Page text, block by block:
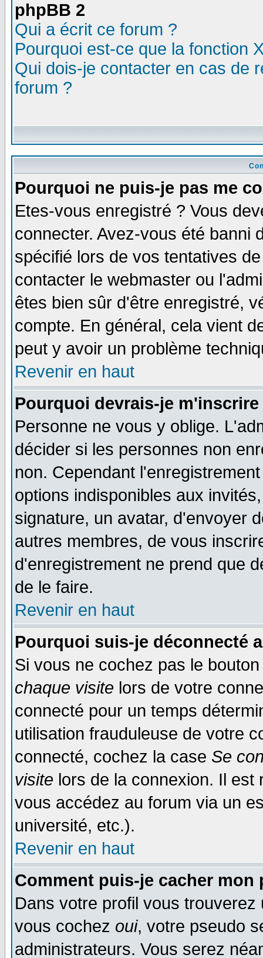
phpBB 2
Qui a écrit ce forum ?
Pourquoi est-ce que la fonction
Qui dois-je contacter en cas de
forum ?
Pourquoi ne puis-je pas me
Etes-vous enregistré ? Vous
connecter. Avez-vous été banni
spécifié lors de vos tentatives
contacter le webmaster ou
êtes bien sûr d'être enregistré,
compte. En général, cela vient
peut y avoir un problème
Revenir en haut
Pourquoi devrais-je
Personne ne vous y oblige.
décider si les personnes non
non. Cependant
options indisponibles aux
signature, un avatar, d'envoyer
autres membres, de vous
d'enregistrement ne prend que
de le faire.
Revenir en haut
Pourquoi suis-je déconnecté
Si vous ne cochez pas le
chaque visite lors de votre
connecté pour un temps
utilisation frauduleuse de votre
connecté, cochez la case Se
visite lors de la connexion. Il
vous accédez au forum via un
université, etc.).
Revenir en haut
Comment puis-je cacher
Dans votre profil vous
vous cochez oui, votre pseudo
administrateurs. Vous serez